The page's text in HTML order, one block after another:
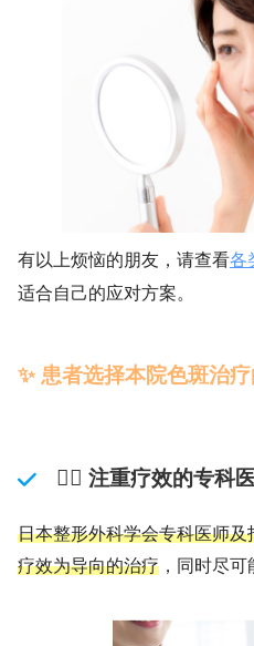
有以上烦恼的朋友，请查看各
适合自己的应对方案。
✨ 患者选择本院色斑治
👨‍⚕️ 注重疗效的专科
日本整形外科学会专科医师及
疗效为导向的治疗 ，同时尽